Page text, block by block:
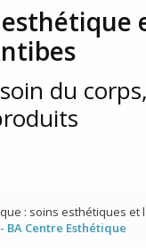
du
: soins esthétiques et
BA Centre Esthétique